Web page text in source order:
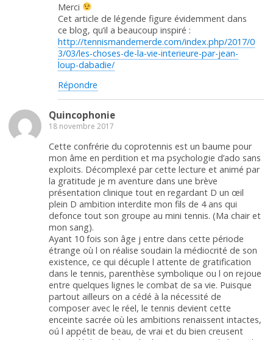
Merci
Cet article de légende figure évidemment dans
ce blog, qu’il a beaucoup inspiré :
http://tennismandemerde.com/index.php/2017/0
3/03/les-choses-de-la-vie-interieure-par-jean-
loup-dabadie/
Répondre
Quincophonie
18 novembre 2017
Cette confrérie du coprotennis est un baume pour
mon âme en perdition et ma psychologie d’ado sans
exploits. Décomplexé par cette lecture et animé par
la gratitude je m aventure dans une brève
présentation clinique tout en regardant D un œil
plein D ambition interdite mon fils de 4 ans qui
defonce tout son groupe au mini tennis. (Ma chair et
mon sang).
Ayant 10 fois son âge j entre dans cette période
étrange où l on réalise soudain la médiocrité de son
existence, ce qui décuple l attente de gratification
dans le tennis, parenthèse symbolique ou l on rejoue
entre quelques lignes le combat de sa vie. Puisque
partout ailleurs on a cédé à la nécessité de
composer avec le réel, le tennis devient cette
enceinte sacrée où les ambitions renaissent intactes,
oú l appétit de beau, de vrai et du bien creusent